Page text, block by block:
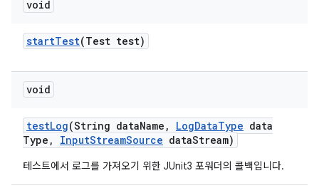
void
startTest(Test test)
void
testLog(String dataName , LogDataType data
Type , InputStreamSource dataStream)
테스트에서 로그를 가져오기 위한 JUnit3 포워더의 콜백입니다.